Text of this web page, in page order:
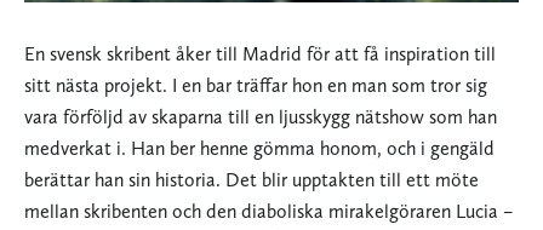
En svensk skribent åker till Madrid för att få inspiration till
sitt nästa projekt. I en bar träffar hon en man som tror sig
vara förföljd av skaparna till en ljusskygg nätshow som han
medverkat i. Han ber henne gömma honom, och i gengäld
berättar han sin historia. Det blir upptakten till ett möte
mellan skribenten och den diaboliska mirakelgöraren Lucia –